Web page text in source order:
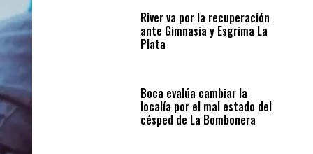
River va por la recuperación
ante Gimnasia y Esgrima La
Plata
Boca evalúa cambiar la
localía por el mal estado del
césped de La Bombonera